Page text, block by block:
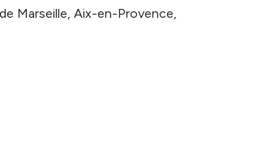
Marseille, Aix-en-Provence,